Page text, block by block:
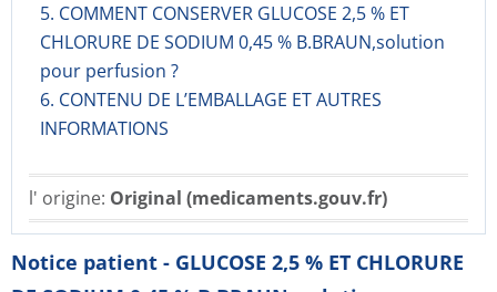
5. COMMENT CONSERVER GLUCOSE 2,5 % ET
CHLORURE DE SODIUM 0,45 % B.BRAUN,solution
pour perfusion ?
6. CONTENU DE L’EMBALLAGE ET AUTRES
INFORMATIONS
l' origine: Original (medicaments.gouv.fr)
Notice patient - GLUCOSE 2,5 % ET CHLORURE